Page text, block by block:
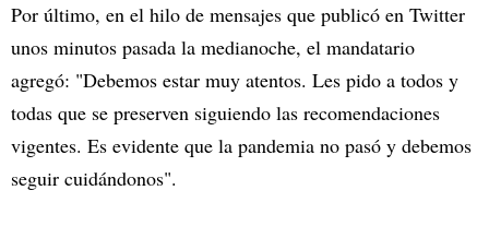
Por último, en el hilo de mensajes que publicó en Twitter
unos minutos pasada la medianoche, el mandatario
agregó: "Debemos estar muy atentos. Les pido a todos y
todas que se preserven siguiendo las recomendaciones
vigentes. Es evidente que la pandemia no pasó y debemos
seguir cuidándonos".